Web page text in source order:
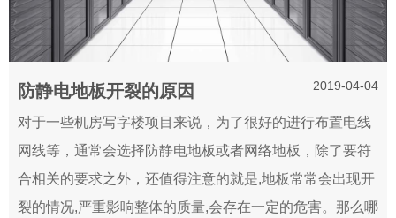
防静电地板开裂的原因 2019-04-04
对于一些机房写字楼项目来说，为了很好的进行布置电线
网线等，通常会选择防静电地板或者网络地板，除了要符
合相关的要求之外，还值得注意的就是,地板常常会出现开
裂的情况,严重影响整体的质量,会存在一定的危害。那么哪